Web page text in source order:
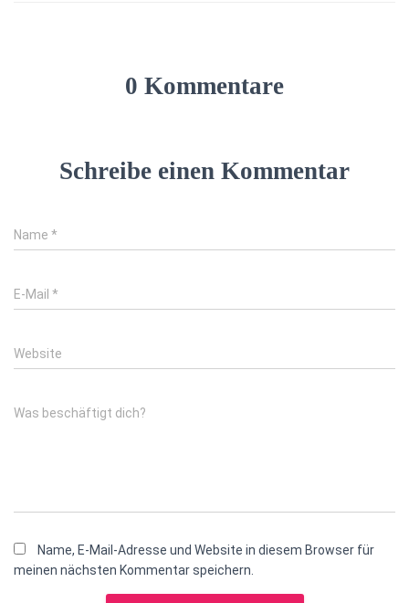
0 Kommentare
Schreibe einen Kommentar
Name *
E-Mail *
Website
Was beschäftigt dich?
Name, E-Mail-Adresse und Website in diesem Browser für
meinen nächsten Kommentar speichern.